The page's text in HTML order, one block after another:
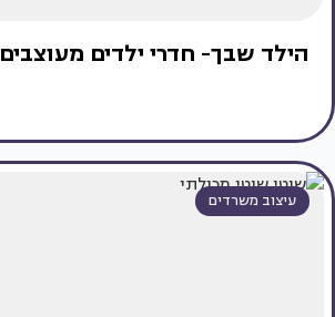
הילד שבך- חדרי ילדים מעוצבים
עיצוב משרדים